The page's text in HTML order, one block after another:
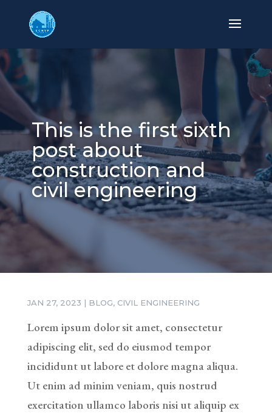
This is the first sixth
post about
construction and
civil engineering
JAN 27, 2023 | BLOG, CIVIL ENGINEERING
Lorem ipsum dolor sit amet, consectetur
adipiscing elit, sed do eiusmod tempor
incididunt ut labore et dolore magna aliqua.
Ut enim ad minim veniam, quis nostrud
exercitation ullamco laboris nisi ut aliquip ex